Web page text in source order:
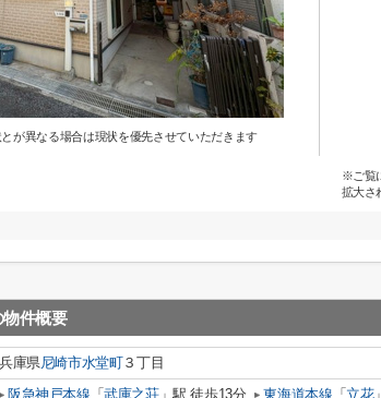
が異なる場合は現状を優先させていただきます
※ご覧
拡大さ
物件概要
兵庫県尼崎市水堂町３丁目
阪急神戸本線 「武庫之荘」駅 徒歩13分 東海道本線 「 立花